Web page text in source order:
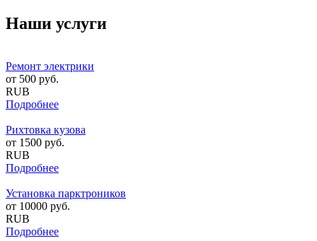
Наши услуги
Ремонт электрики
от 500 руб.
RUB
Подробнее
Рихтовка кузова
от 1500 руб.
RUB
Подробнее
Установка парктроников
от 10000 руб.
RUB
Подробнее